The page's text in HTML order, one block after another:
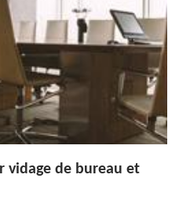
vidage de bureau et